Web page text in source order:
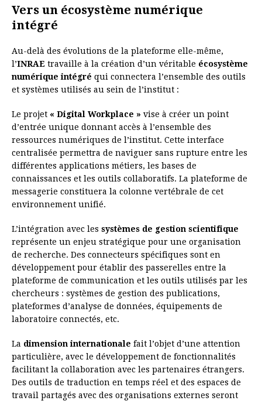
Vers un écosystème numérique
intégré
Au-delà des évolutions de la plateforme elle-même,
l’INRAE travaille à la création d’un véritable écosystème
numérique intégré qui connectera l’ensemble des outils
et systèmes utilisés au sein de l’institut :
Le projet « Digital Workplace » vise à créer un point
d’entrée unique donnant accès à l’ensemble des
ressources numériques de l’institut. Cette interface
centralisée permettra de naviguer sans rupture entre les
différentes applications métiers, les bases de
connaissances et les outils collaboratifs. La plateforme de
messagerie constituera la colonne vertébrale de cet
environnement unifié.
L’intégration avec les systèmes de gestion scientifique
représente un enjeu stratégique pour une organisation
de recherche. Des connecteurs spécifiques sont en
développement pour établir des passerelles entre la
plateforme de communication et les outils utilisés par les
chercheurs : systèmes de gestion des publications,
plateformes d’analyse de données, équipements de
laboratoire connectés, etc.
La dimension internationale fait l’objet d’une attention
particulière, avec le développement de fonctionnalités
facilitant la collaboration avec les partenaires étrangers.
Des outils de traduction en temps réel et des espaces de
travail partagés avec des organisations externes seront